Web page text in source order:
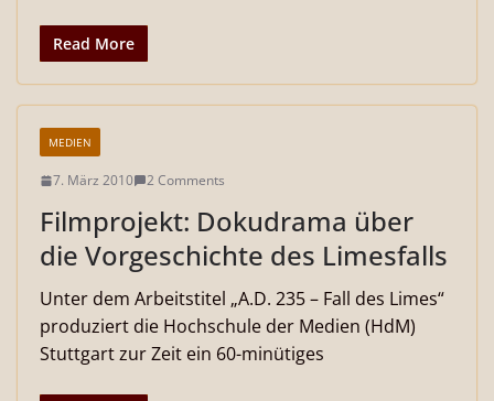
Read More
MEDIEN
7. März 2010 2 Comments
Filmprojekt: Dokudrama über
die Vorgeschichte des Limesfalls
Unter dem Arbeitstitel „A.D. 235 – Fall des Limes“
produziert die Hochschule der Medien (HdM)
Stuttgart zur Zeit ein 60-minütiges